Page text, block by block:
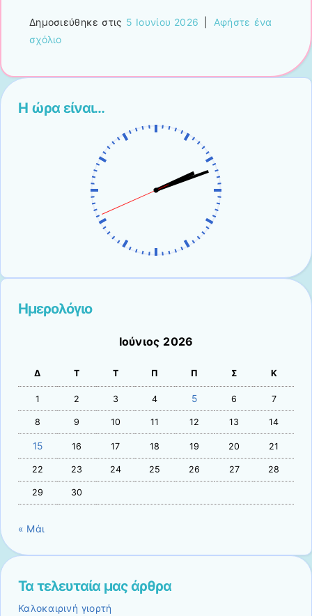
Δημοσιεύθηκε στις 5 Ιουνίου 2026
Αφήστε ένα
σχόλιο
Η ώρα είναι…
Ημερολόγιο
Ιούνιος 2026
Δ Τ Τ Π Π Σ Κ
1 2 3 4 5 6 7
8 9 10 11 12 13 14
15 16 17 18 19 20 21
22 23 24 25 26 27 28
29 30
« Μάι
Τα τελευταία μας άρθρα
Καλοκαιρινή γιορτή